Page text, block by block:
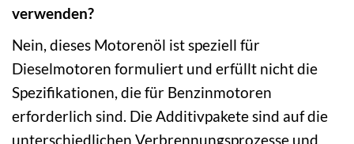
verwenden?
Nein, dieses Motorenöl ist speziell für
Dieselmotoren formuliert und erfüllt nicht die
Spezifikationen, die für Benzinmotoren
erforderlich sind. Die Additivpakete sind auf die
unterschiedlichen Verbrennungsprozesse und